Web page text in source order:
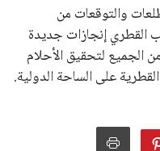
والتوقعات من
القطري إنجازات جديدة
لتحقيق الأحلام
على الساحة الدولية.